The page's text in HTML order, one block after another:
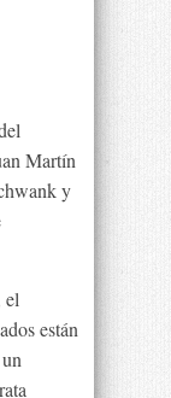
Martín
y
el
están